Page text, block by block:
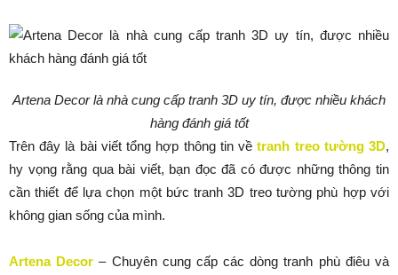
Artena Decor là nhà cung cấp tranh 3D uy tín, được nhiều khách
hàng đánh giá tốt
Trên đây là bài viết tổng hợp thông tin vềtranh treo tường 3D,
hy vọng rằng qua bài viết, bạn đọc đã có được những thông tin
cần thiết để lựa chọn một bức tranh 3D treo tường phù hợp với
không gian sống của mình.
Artena Decor – Chuyên cung cấp các dòng tranh phù điêu và